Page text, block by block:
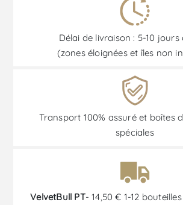
Délai de livraison : 5-10 jours
(zones éloignées et îles non
Transport 100% assuré et boîtes
spéciales
VelvetBull PT- 14,50 € 1-12